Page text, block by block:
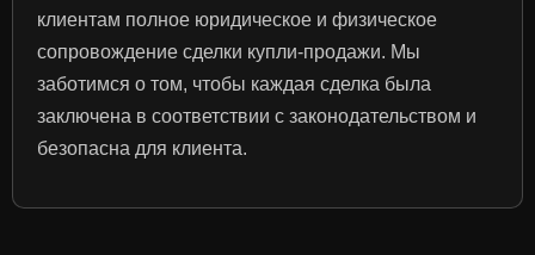
клиентам полное юридическое и физическое
сопровождение сделки купли-продажи. Мы
заботимся о том, чтобы каждая сделка была
заключена в соответствии с законодательством и
безопасна для клиента.